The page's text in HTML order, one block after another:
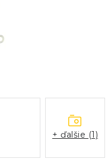
+ ďalšie (1)